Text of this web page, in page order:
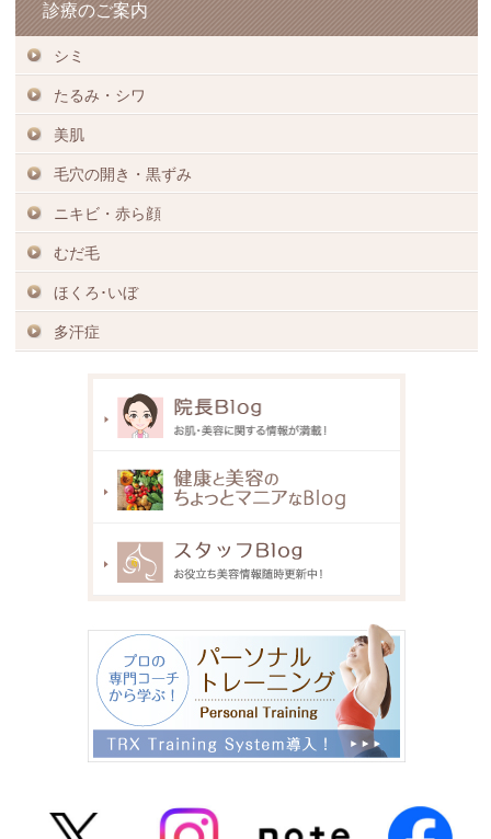
診療のご案内
シミ
たるみ・シワ
美肌
毛穴の開き・黒ずみ
ニキビ・赤ら顔
むだ毛
ほくろ･いぼ
多汗症